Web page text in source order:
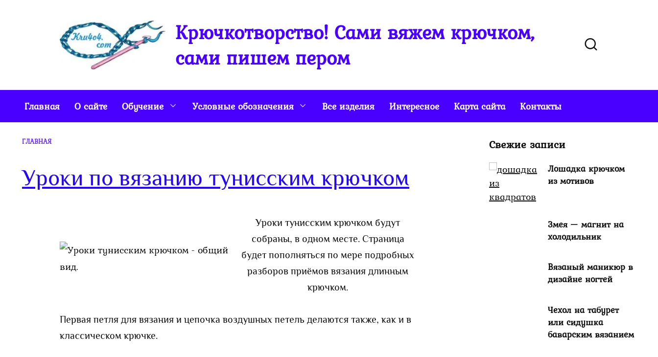
Крючкотворство! Сами вяжем крючком,
сами пишем пером
Главная О сайте Обучение Условные обозначения Все изделия Интересное Карта сайта Контакты
ГЛАВНАЯ
Уроки по вязанию тунисским крючком
Уроки тунисским крючком будут
собраны, в одном месте. Страница
будет пополняться по мере подробных
разборов приёмов вязания длинным
крючком.
Первая петля для вязания и цепочка воздушных петель делаются также, как и в
классическом крючке.
Свежие записи
Лошадка крючком
из мотивов
Змея — магнит на
холодильник
Вязаный маникюр в
дизайне ногтей
Чехол на табурет
или сидушка
баварским вязанием